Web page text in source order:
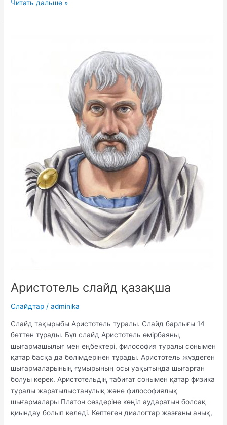
Шалкиіз
туралы
Читать дальше »
Аристотель слайд қазақша
Слайдтар /adminika
Слайд тақырыбы Аристотель туралы. Слайд барлығы 14
беттен тұрады. Бұл слайд Аристотель өмірбаяны,
шығармашылығ мен еңбектері, философия туралы сонымен
қатар басқа да бөлімдерінен тұрады. Аристотель жүздеген
шығармаларының ғұмырының осы уақытында шығарған
болуы керек. Аристотельдің табиғат сонымен қатар физика
туралы жаратылыстанулық және философиялық
шығармалары Платон сөздеріне көңіл аударатын болсақ
қиындау болып келеді. Көптеген диалогтар жазғаны анық,